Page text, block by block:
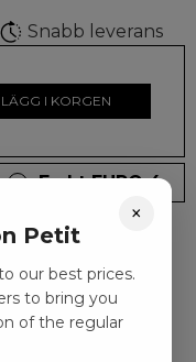
Snabb leverans
LÄGG I KORGEN
Frakt EURO 4
×
Petit
our best prices.
to bring you
of the regular